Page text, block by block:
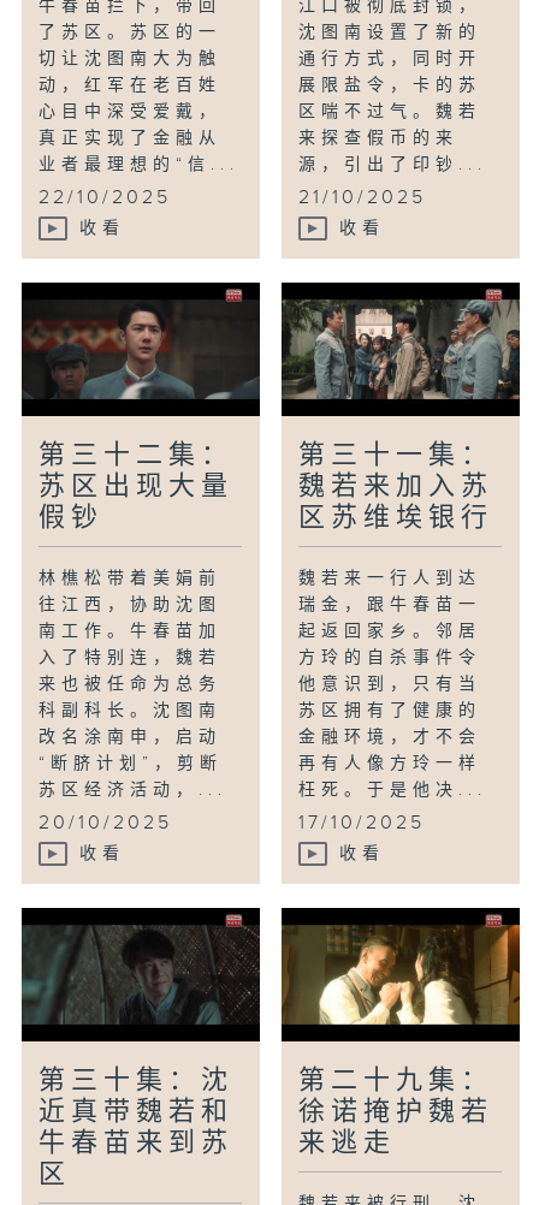
牛春苗拦下，带回
了苏区。苏区的一
切让沈图南大为触
动，红军在老百姓
心目中深受爱戴，
真正实现了金融从
业者最理想的“信...
22/10/2025
收看
江口被彻底封锁，
沈图南设置了新的
通行方式，同时开
展限盐令，卡的苏
区喘不过气。魏若
来探查假币的来
源，引出了印钞...
21/10/2025
收看
第三十二集：
苏区出现大量
假钞
林樵松带着美娟前
往江西，协助沈图
南工作。牛春苗加
入了特别连，魏若
来也被任命为总务
科副科长。沈图南
改名涂南申，启动
“断脐计划”，剪断
苏区经济活动，...
20/10/2025
收看
第三十一集：
魏若来加入苏
区苏维埃银行
魏若来一行人到达
瑞金，跟牛春苗一
起返回家乡。邻居
方玲的自杀事件令
他意识到，只有当
苏区拥有了健康的
金融环境，才不会
再有人像方玲一样
枉死。于是他决...
17/10/2025
收看
第三十集：沈
近真带魏若和
牛春苗来到苏
区
第二十九集：
徐诺掩护魏若
来逃走